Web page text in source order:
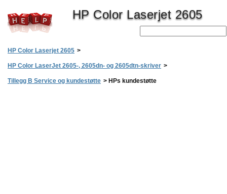
HP Color Laserjet 2605
HP Color Laserjet 2605 >
HP Color LaserJet 2605-, 2605dn- og 2605dtn-skriver >
Tillegg B Service og kundestøtte > HPs kundestøtte